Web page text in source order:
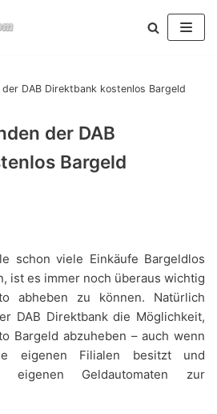
der DAB Direktbank kostenlos Bargeld
der DAB
Bargeld
schon viele Einkäufe Bargeldlos
ist es immer noch überaus wichtig
abheben zu können. Natürlich
DAB Direktbank die Möglichkeit,
Bargeld abzuheben – auch wenn
eigenen Filialen besitzt und
eigenen Geldautomaten zur